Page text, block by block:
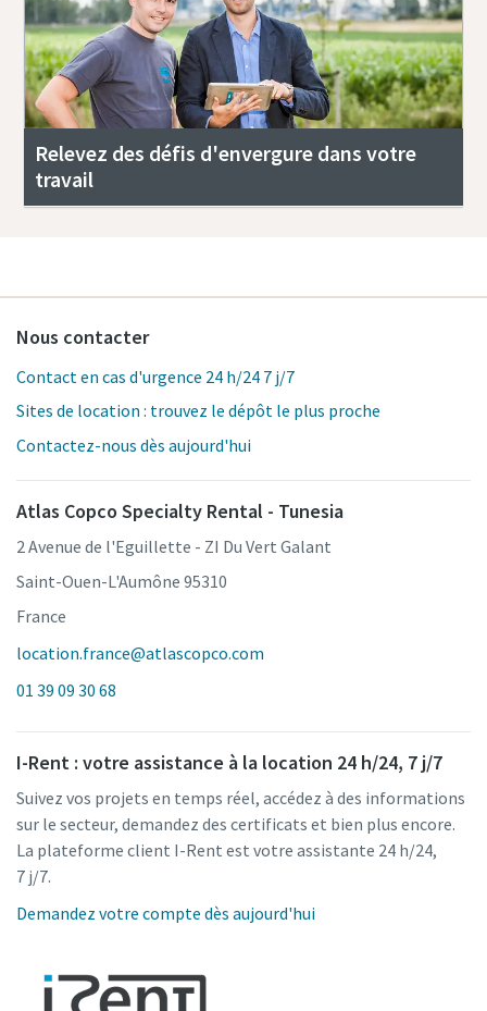
Relevez des défis d'envergure dans votre
travail
Nous contacter
Contact en cas d'urgence 24 h/24 7 j/7
Sites de location : trouvez le dépôt le plus proche
Contactez-nous dès aujourd'hui
Atlas Copco Specialty Rental - Tunesia
2 Avenue de l'Eguillette - ZI Du Vert Galant
Saint-Ouen-L'Aumône 95310
France
location.france@atlascopco.com
01 39 09 30 68
I-Rent : votre assistance à la location 24 h/24, 7 j/7
Suivez vos projets en temps réel, accédez à des informations
sur le secteur, demandez des certificats et bien plus encore.
La plateforme client I-Rent est votre assistante 24 h/24,
7 j/7.
Demandez votre compte dès aujourd'hui